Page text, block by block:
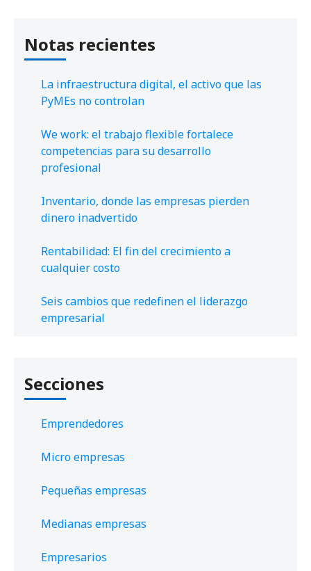
Notas recientes
La infraestructura digital, el activo que las
PyMEs no controlan
We work: el trabajo flexible fortalece
competencias para su desarrollo
profesional
Inventario, donde las empresas pierden
dinero inadvertido
Rentabilidad: El fin del crecimiento a
cualquier costo
Seis cambios que redefinen el liderazgo
empresarial
Secciones
Emprendedores
Micro empresas
Pequeñas empresas
Medianas empresas
Empresarios